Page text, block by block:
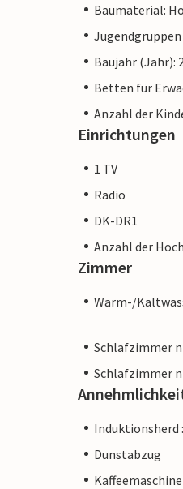
Baumaterial:
Baujahr (Jahr):
Betten für
Anzahl der
Einrichtungen
1 TV
Radio
DK-DR1
Anzahl der
Zimmer
Warm-/
Schlafzimmer
Schlafzimmer
Induktionsherd
Dunstabzug
Kaffeemaschine